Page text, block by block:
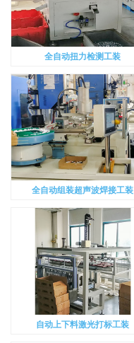
全自动扭力检测工装
全自动组装超声波焊接工装
自动上下料激光打标工装